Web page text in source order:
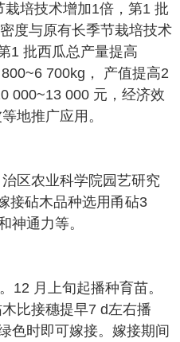
培技术增加1倍，第1 批
度与原有长季节栽培技术
1 批西瓜总产量提高
700kg， 产值提高2
000~13 000 元，经济效
地推广应用。
区农业科学院园艺研究
接砧木品种选用甬砧3
神通力等。
12 月上旬起播种育苗。
比接穗提早7 d左右播
色时即可嫁接。嫁接期间